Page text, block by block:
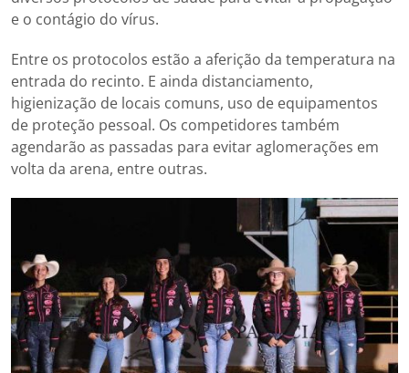
e o contágio do vírus.
Entre os protocolos estão a aferição da temperatura na
entrada do recinto. E ainda distanciamento,
higienização de locais comuns, uso de equipamentos
de proteção pessoal. Os competidores também
agendarão as passadas para evitar aglomerações em
volta da arena, entre outras.